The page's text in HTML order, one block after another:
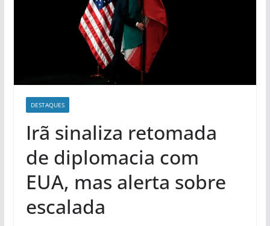
DESTAQUES
Irã sinaliza retomada
de diplomacia com
EUA, mas alerta sobre
escalada